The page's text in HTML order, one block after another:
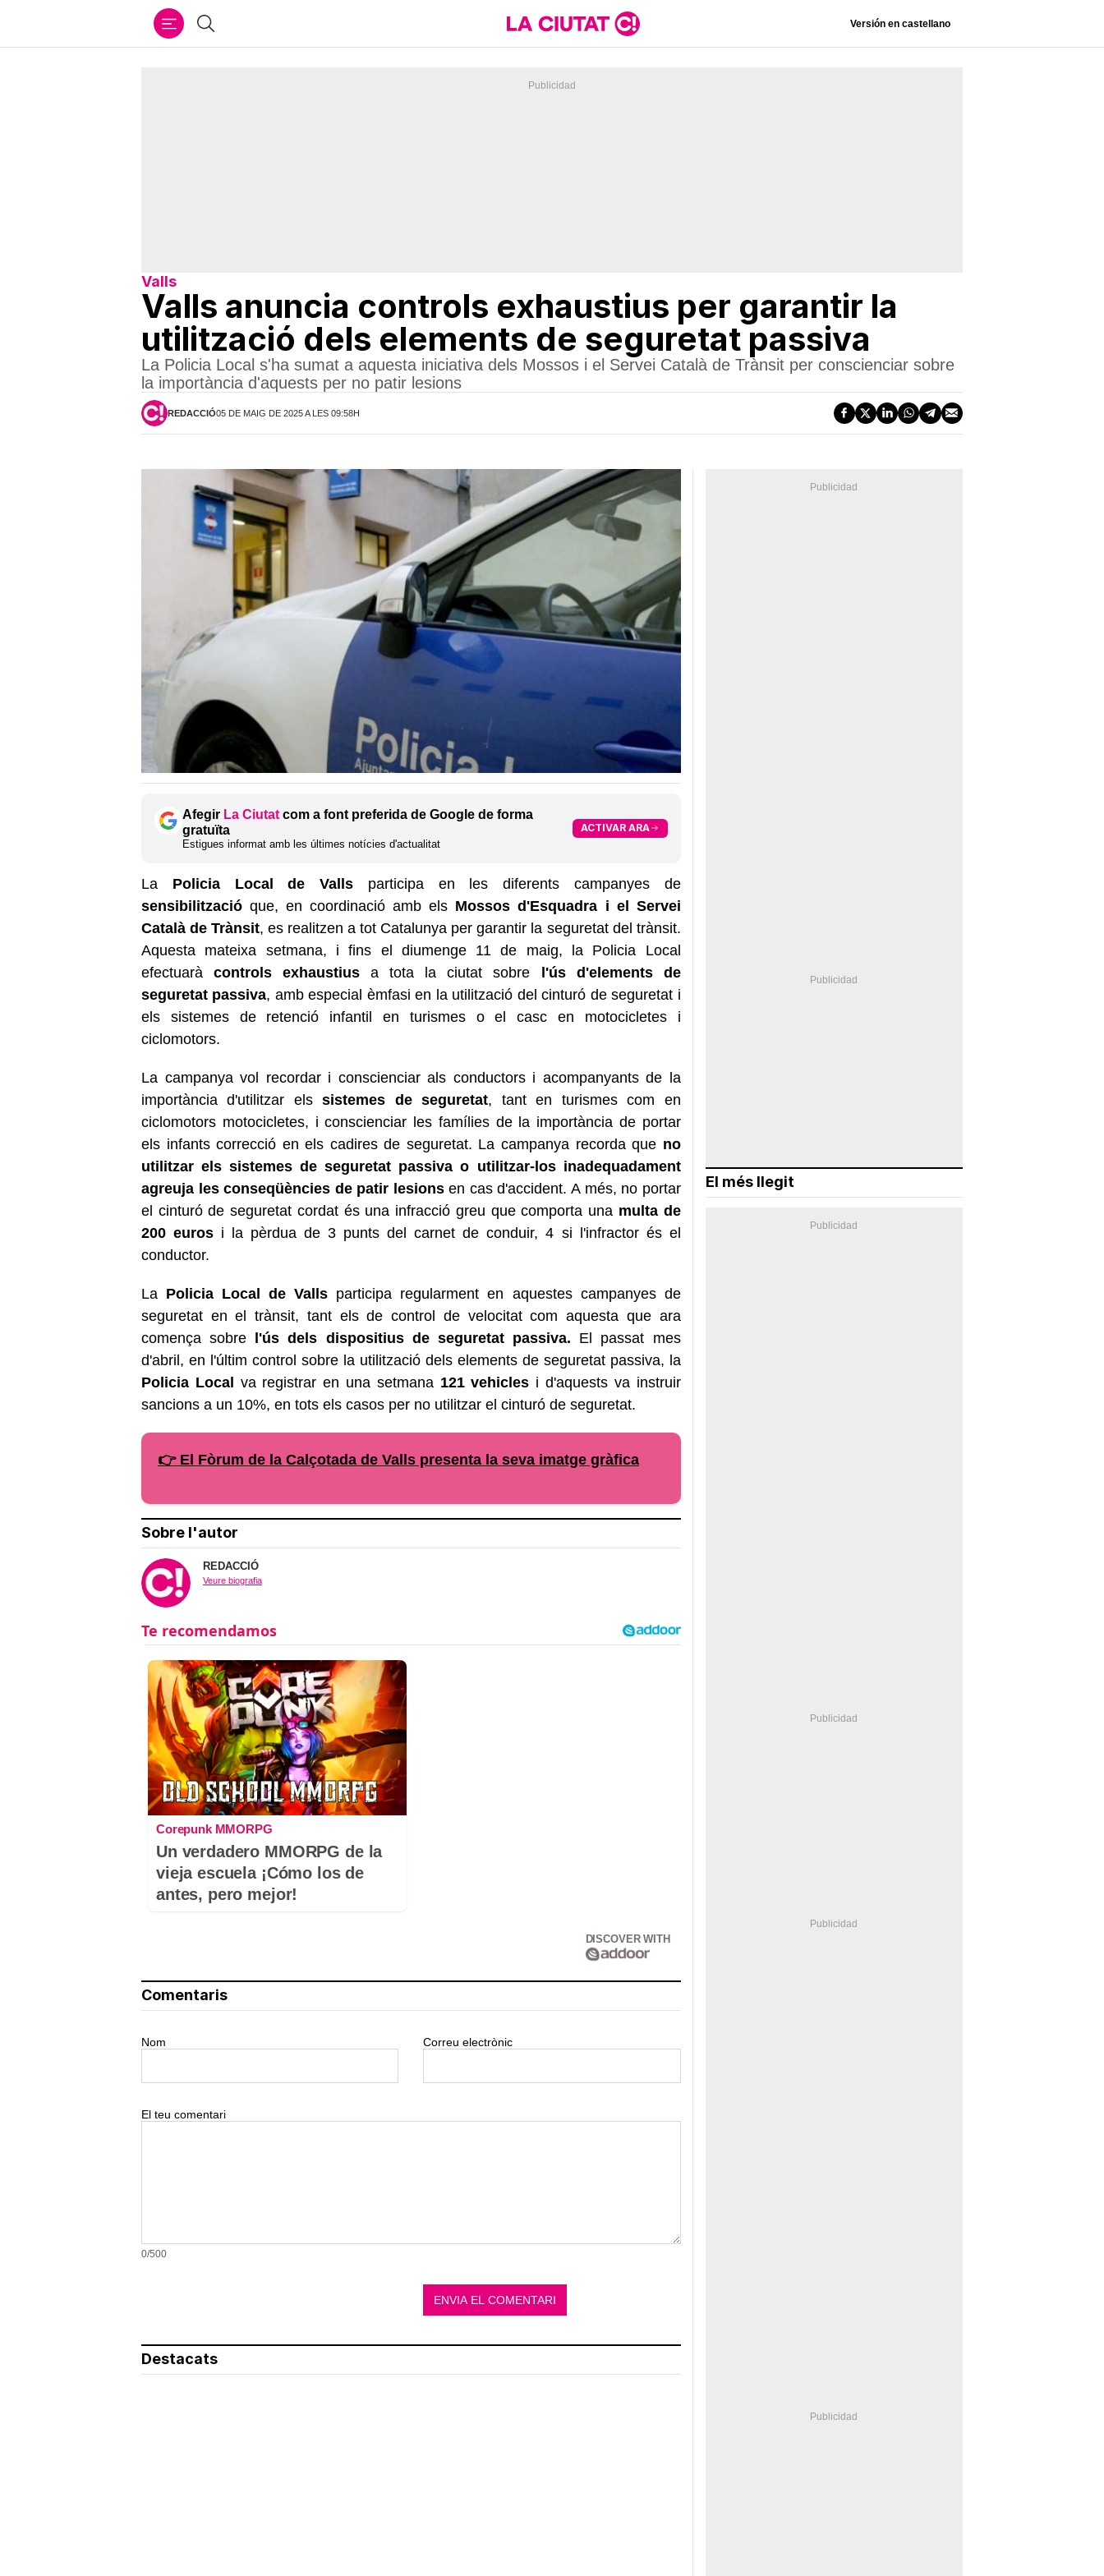
Cercar Versión en castellano
Valls
Valls anuncia controls exhaustius per garantir la
utilització dels elements de seguretat passiva
La Policia Local s'ha sumat a aquesta iniciativa dels Mossos i el Servei Català de Trànsit per conscienciar sobre
la importància d'aquests per no patir lesions
REDACCIÓ05 DE MAIG DE 2025 A LES 09:58H
Afegir La Ciutat com a font preferida de Google de forma
gratuïta
Estigues informat amb les últimes notícies d'actualitat
ACTIVAR ARA
La Policia Local de Valls participa en les diferents campanyes de
sensibilització que, en coordinació amb els Mossos d'Esquadra i el Servei
Català de Trànsit, es realitzen a tot Catalunya per garantir la seguretat del trànsit.
Aquesta mateixa setmana, i fins el diumenge 11 de maig, la Policia Local
efectuaràcontrols exhaustius a tota la ciutat sobre l'ús d'elements de
seguretat passiva, amb especial èmfasi en la utilització del cinturó de seguretat i
els sistemes de retenció infantil en turismes o el casc en motocicletes i
ciclomotors.
La campanya vol recordar i conscienciar als conductors i acompanyants de la
importància d'utilitzar elssistemes de seguretat, tant en turismes com en
ciclomotors motocicletes, i conscienciar les famílies de la importància de portar
els infants correcció en els cadires de seguretat. La campanya recorda que no
utilitzar els sistemes de seguretat passiva o utilitzar-los inadequadament
agreuja les conseqüències de patir lesionsen cas d'accident. A més, no portar
el cinturó de seguretat cordat és una infracció greu que comporta una multa de
200 euros i la pèrdua de 3 punts del carnet de conduir, 4 si l'infractor és el
conductor.
La Policia Local de Valls participa regularment en aquestes campanyes de
seguretat en el trànsit, tant els de control de velocitat com aquesta que ara
comença sobre l'ús dels dispositius de seguretat passiva. El passat mes
d'abril, en l'últim control sobre la utilització dels elements de seguretat passiva, la
Policia Local va registrar en una setmana 121 vehicles i d'aquests va instruir
sancions a un 10%, en tots els casos per no utilitzar el cinturó de seguretat.
👉 El Fòrum de la Calçotada de Valls presenta la seva imatge gràfica
Sobre l'autor
REDACCIÓ
Veure biografia
Corepunk MMORPG
Un verdadero MMORPG de la
vieja escuela ¡Cómo los de
antes, pero mejor!
DISCOVER WITH
Comentaris
Nom Correu electrònic
El teu comentari
0/500
Destacats
El més llegit